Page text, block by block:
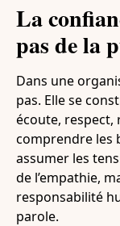
La
pas de la
Dans une
pas. Elle se
écoute, respect,
comprendre les
assumer les
de l’empathie,
responsabilité
parole.